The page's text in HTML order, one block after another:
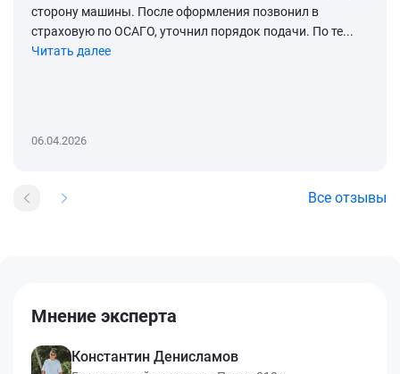
сторону машины. После оформления позвонил в
страховую по ОСАГО, уточнил порядок подачи. По те...
Читать далее
06.04.2026
Все отзывы
Мнение эксперта
Константин Денисламов